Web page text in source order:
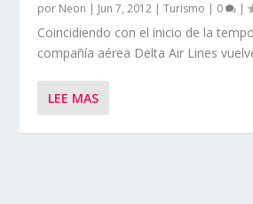
por Neon | Jun 7, 2012 |Turismo | 0 |
Coincidiendo con el inicio de la
compañía aérea Delta Air Lines
LEE MAS